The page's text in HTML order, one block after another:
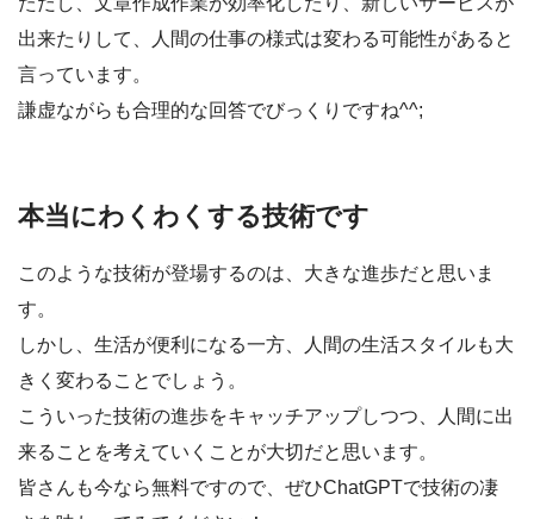
出来たりして、人間の仕事の様式は変わる可能性があると
言っています。
謙虚ながらも合理的な回答でびっくりですね^^;
本当にわくわくする技術です
このような技術が登場するのは、大きな進歩だと思いま
す。
しかし、生活が便利になる一方、人間の生活スタイルも大
きく変わることでしょう。
こういった技術の進歩をキャッチアップしつつ、人間に出
来ることを考えていくことが大切だと思います。
皆さんも今なら無料ですので、ぜひChatGPTで技術の凄